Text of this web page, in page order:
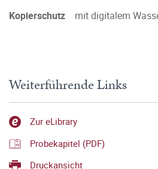
Kopierschutz
mit digitalem
Weiterführende Links
Zur eLibrary
Probekapitel (PDF)
Druckansicht